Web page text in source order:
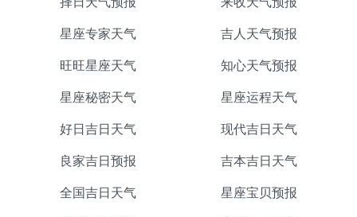
星座专家天气 吉人天气预报
旺旺星座天气 知心天气预报
星座秘密天气 星座运程天气
好日吉日天气 现代吉日天气
良家吉日预报 吉本吉日天气
全国吉日天气 星座宝贝预报